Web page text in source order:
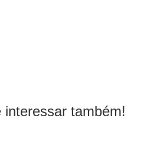
interessar também!